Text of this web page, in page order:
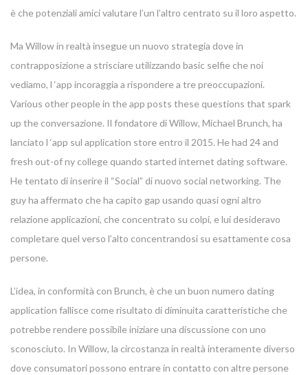
è che potenziali amici valutare l’un l’altro centrato su il loro aspetto.
Ma Willow in realtà insegue un nuovo strategia dove in
contrapposizione a strisciare utilizzando basic selfie che noi
vediamo, l ‘app incoraggia a rispondere a tre preoccupazioni.
Various other people in the app posts these questions that spark
up the conversazione. Il fondatore di Willow, Michael Brunch, ha
lanciato l ‘app sul application store entro il 2015. He had 24 and
fresh out-of ny college quando started internet dating software.
He tentato di inserire il “Social” di nuovo social networking. The
guy ha affermato che ha capito gap usando quasi ogni altro
relazione applicazioni, che concentrato su colpi, e lui desideravo
completare quel verso l’alto concentrandosi su esattamente cosa
persone.
L’idea, in conformità con Brunch, è che un buon numero dating
application fallisce come risultato di diminuita caratteristiche che
potrebbe rendere possibile iniziare una discussione con uno
sconosciuto. In Willow, la circostanza in realtà interamente diverso
dove consumatori possono entrare in contatto con altre persone